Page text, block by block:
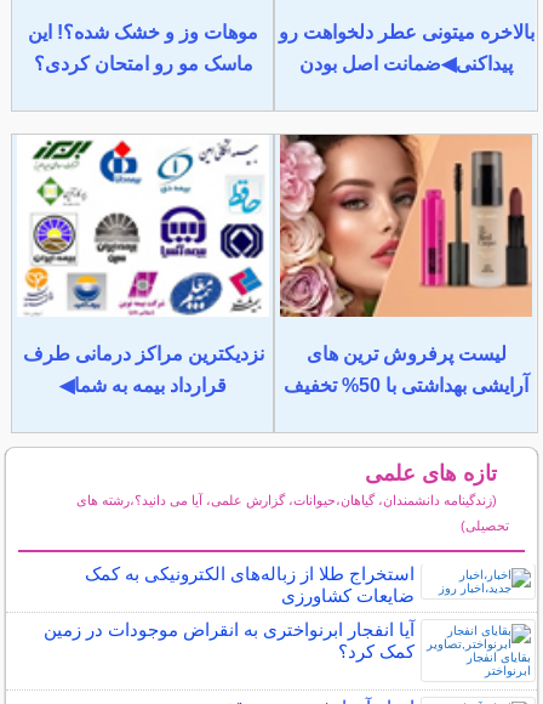
بالاخره میتونی عطر دلخواهت رو
پیداکنی◀ضمانت اصل بودن
موهات وز و خشک شده؟! این
ماسک مو رو امتحان کردی؟
لیست پرفروش ترین های
آرایشی بهداشتی با 50% تخفیف
نزدیکترین مراکز درمانی طرف
قرارداد بیمه به شما◀
تازه های علمی
(زندگینامه دانشمندان، گیاهان،حیوانات، گزارش علمی، آیا می دانید؟،رشته های
تحصیلی)
استخراج طلا از زباله‌های الکترونیکی به کمک
ضایعات کشاورزی
آیا انفجار ابرنواختری به انقراض موجودات در زمین
کمک کرد؟